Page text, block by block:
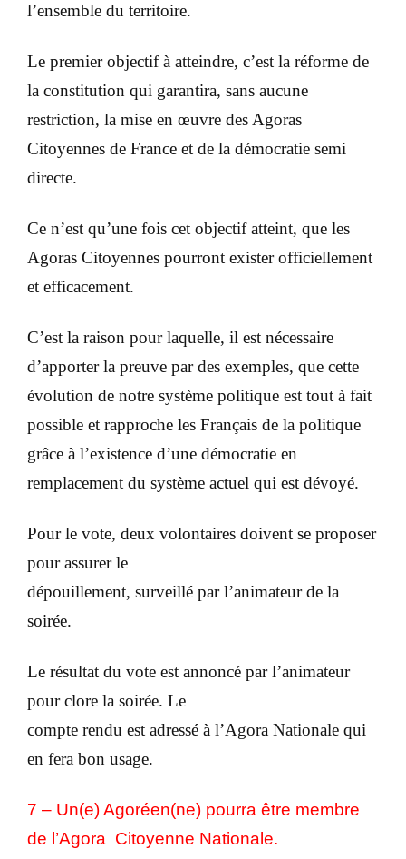
l’ensemble du territoire.
Le premier objectif à atteindre, c’est la réforme de
la constitution qui garantira, sans aucune
restriction, la mise en œuvre des Agoras
Citoyennes de France et de la démocratie semi
directe.
Ce n’est qu’une fois cet objectif atteint, que les
Agoras Citoyennes pourront exister officiellement
et efficacement.
C’est la raison pour laquelle, il est nécessaire
d’apporter la preuve par des exemples, que cette
évolution de notre système politique est tout à fait
possible et rapproche les Français de la politique
grâce à l’existence d’une démocratie en
remplacement du système actuel qui est dévoyé.
Pour le vote, deux volontaires doivent se proposer
pour assurer le
dépouillement, surveillé par l’animateur de la
soirée.
Le résultat du vote est annoncé par l’animateur
pour clore la soirée. Le
compte rendu est adressé à l’Agora Nationale qui
en fera bon usage.
7 – Un(e) Agoréen(ne) pourra être membre
de l’Agora Citoyenne Nationale.